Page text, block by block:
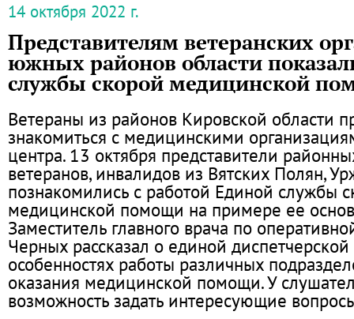
14 октября 2022 г.
Представителям ветеранских
южных районов области
службы скорой медицинской
Ветераны из районов Кировской области
знакомиться с медицинскими
центра. 13 октября представители
ветеранов, инвалидов из Вятских Полян,
познакомились с работой Единой службы
медицинской помощи на примере ее
Заместитель главного врача по
Черных рассказал о единой
особенностях работы различных
оказания медицинской помощи. У
возможность задать интересующие